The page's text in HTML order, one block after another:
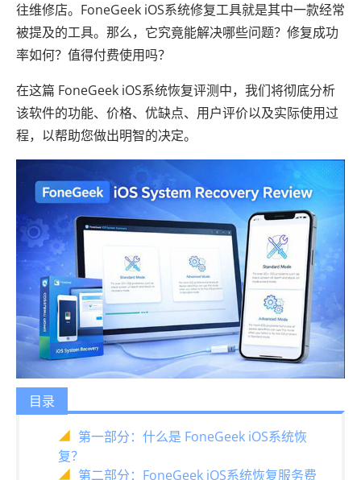
往维修店。FoneGeek iOS系统修复工具就是其中一款经常
被提及的工具。那么，它究竟能解决哪些问题？修复成功
率如何？值得付费使用吗？
在这篇 FoneGeek iOS系统恢复评测中，我们将彻底分析
该软件的功能、价格、优缺点、用户评价以及实际使用过
程，以帮助您做出明智的决定。
目录
第一部分：什么是 FoneGeek iOS系统恢
复？
第二部分：FoneGeek iOS系统恢复服务费